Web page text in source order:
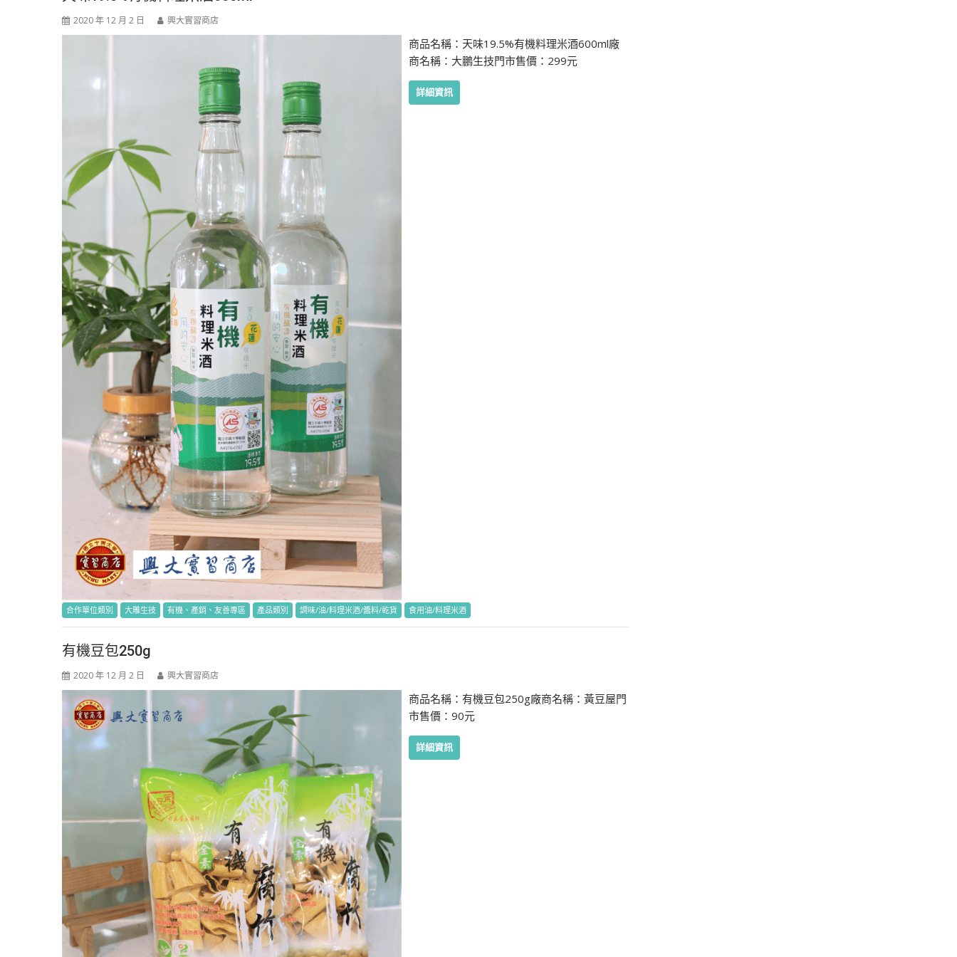
2020 年 12 月 2 日 興大實習商店
商品名稱：天味19.5%有機料理米酒600ml廠
商名稱：大鵬生技門市售價：299元
詳細資訊
合作單位類別 大雕生技 有機、產銷、友善專區 產品類別 調味/油/料理米酒/醬料/乾貨 食用油/料理米酒
有機豆包250g
2020 年 12 月 2 日 興大實習商店
商品名稱：有機豆包250g廠商名稱：黃豆屋門
市售價：90元
詳細資訊